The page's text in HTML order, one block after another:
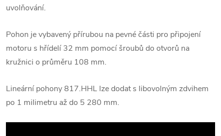
uvolňování.
Pohon je vybavený přírubou na pevné části pro připojení
motoru s hřídelí 32 mm pomocí šroubů do otvorů na
kružnici o průměru 108 mm.
Lineární pohony 817.HHL lze dodat s libovolným zdvihem
po 1 milimetru až do 5 280 mm.